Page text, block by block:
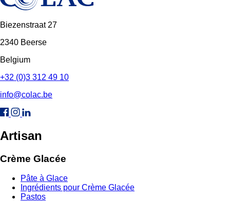
Biezenstraat 27
2340 Beerse
Belgium
+32 (0)3 312 49 10
info@colac.be
Artisan
Crème Glacée
Pâte à Glace
Ingrédients pour Crème Glacée
Pastos